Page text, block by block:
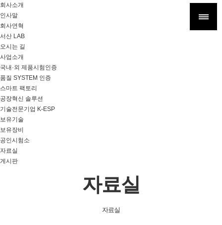
회사소개
인사말
회사연혁
서산 LAB
오시는 길
사업소개
국내·외 제품시험인증
품질 SYSTEM 인증
스마트 팩토리
공장혁신 솔루션
기술전문기업 K-ESP
보유기술
보유장비
공인시험소
자료실
게시판
자료실
자료실